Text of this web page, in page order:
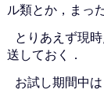
ル類とか，まっ
とりあえず現
送しておく．
お試し期間中